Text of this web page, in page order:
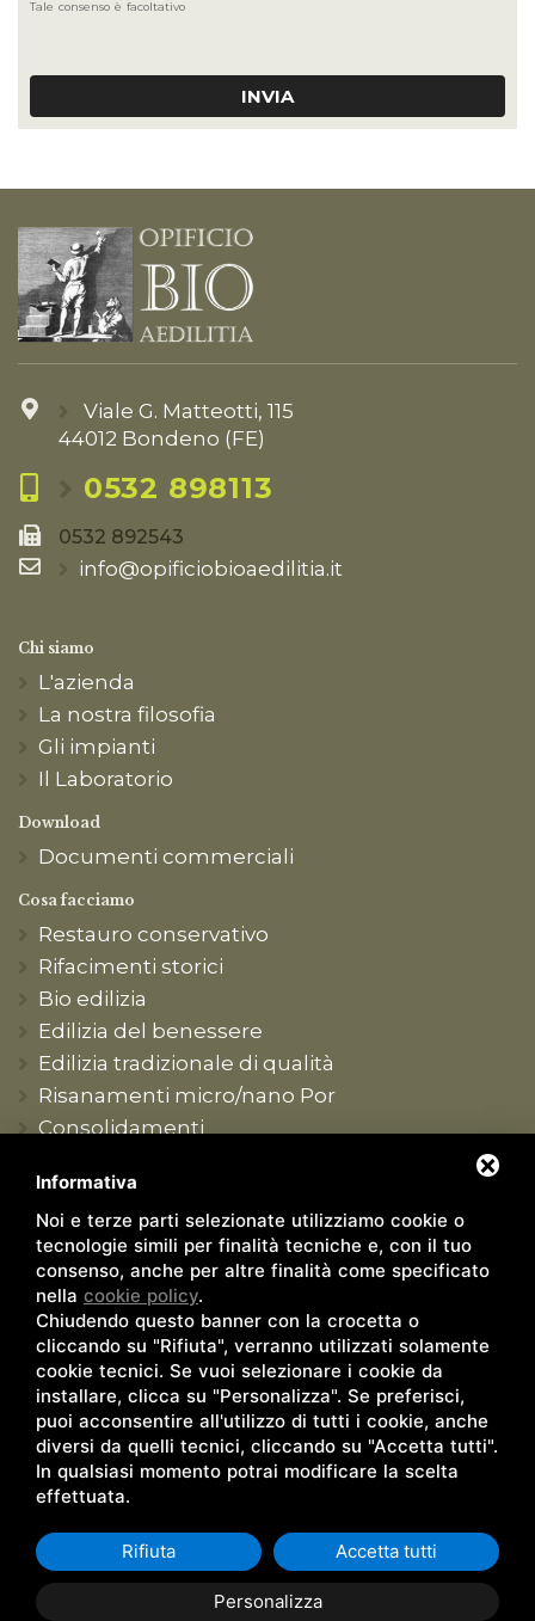
Tale consenso è facoltativo
INVIA
Viale G. Matteotti, 115
44012 Bondeno (FE)
0532 898113
0532 892543
info@opificiobioaedilitia.it
Chi siamo
L'azienda
La nostra filosofia
Gli impianti
Il Laboratorio
Download
Documenti commerciali
Cosa facciamo
Restauro conservativo
Rifacimenti storici
Bio edilizia
Edilizia del benessere
Edilizia tradizionale di qualità
Risanamenti micro/nano Por
Consolidamenti
Formazione tecnica
Contatti
Sede e recapiti
Rivenditori
Agenti/Tecnici
Lavora con noi
fisc. 01504880384 |Privacy Policy|Sitemap|Rna
trasparenza aiuti|Rna trasparenza aiuti 2|Rna trasparenza
aiuti 3
Informativa
Noi e terze parti selezionate utilizziamo cookie o
tecnologie simili per finalità tecniche e, con il tuo
consenso, anche per altre finalità come specificato
nella cookie policy.
Chiudendo questo banner con la crocetta o
cliccando su "Rifiuta", verranno utilizzati solamente
cookie tecnici. Se vuoi selezionare i cookie da
installare, clicca su "Personalizza". Se preferisci,
puoi acconsentire all'utilizzo di tutti i cookie, anche
diversi da quelli tecnici, cliccando su "Accetta tutti".
In qualsiasi momento potrai modificare la scelta
effettuata.
Personalizza
Rifiuta Accetta tutti